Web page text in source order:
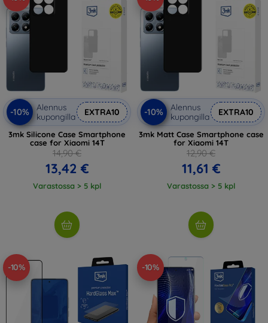
-10%
Alennus
kupongilla
EXTRA10
3mk Silicone Case Smartphone
case for Xiaomi 14T
14,90 €
13,42 €
Varastossa > 5 kpl
-10%
Alennus
kupongilla
EXTRA10
3mk Matt Case Smartphone case
for Xiaomi 14T
12,90 €
11,61 €
Varastossa > 5 kpl
-10% -10%